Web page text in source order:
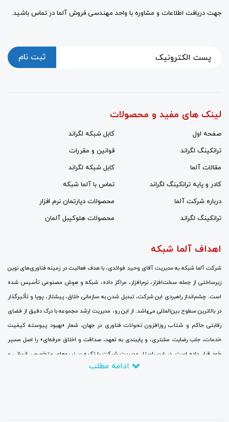
جهت دریافت اطلاعات و مشاوره با واحد مهندسی فروش آلما در تماس باشید.
ثبت نام
لینک های مفید و محصولات
صفحه اول
کابل شبکه لگراند
ترانکینگ لگراند
قوانین و مقررات
مقالات آلما
کابل شبکه لگراند
کادر و پایه ترانکینگ لگراند
تماس با آلما شبکه
درباره شرکت آلما
محصولات دپارتمان نرم افزار
ترانکینگ لگراند
محصولات هلوکیبل آلمان
اهداف آلما شبکه
شرکت آلما شبکه به مدیریت آقای وحید فوائدی، با هدف فعالیت در زمینه فناوری‌های نوین
زیرساختی از جمله سخت‌افزار، نرم‌افزار، مراکز داده، شبکه و هوش مصنوعی تأسیس شده
است. چشم‌انداز راهبردی این شرکت، تبدیل شدن به سازمانی خلاق، پیشتاز، پویا و تأثیرگذار
در بالاترین سطوح بین‌المللی می‌باشد. از این رو، مدیریت ارشد مجموعه با درک دقیق از فضای
رقابتی حاکم و شتاب روزافزون تحولات فناوری در جهان، شعار «بهبود پیوسته کیفیت
خدمات، جلب رضایت مشتری، و پایبندی به تعهد، صداقت و اخلاق حرفه‌ای» را اصل مسیر
خود قرار داده است. در این راستا، مدیریت شرکت با تکیه بر نیروهای متخصص انسانی و
سرمایه‌گذاری مالی گسترده، جایگزینی نگرش‌های نوین به جای رویکردهای سنتی، برقراری